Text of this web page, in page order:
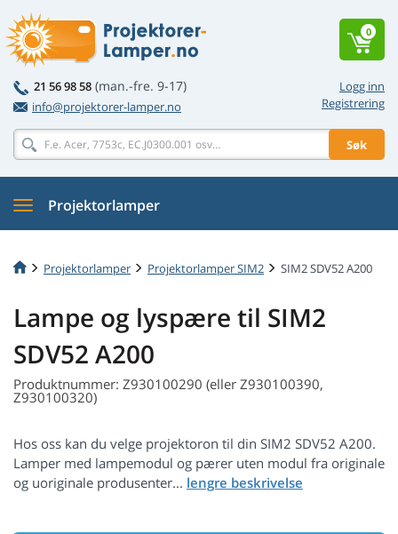
Logg inn
Registrering
21 56 98 58 (man.-fre. 9-17)
info@projektorer-lamper.no
Søk
0
Projektorlamper
Projektorlamper Projektorlamper SIM2 SIM2 SDV52 A200
Lampe og lyspære til SIM2
SDV52 A200
Produktnummer: Z930100290 (eller Z930100390,
Z930100320)
Hos oss kan du velge projektoron til din SIM2 SDV52 A200.
Lamper med lampemodul og pærer uten modul fra originale
og uoriginale produsenter...